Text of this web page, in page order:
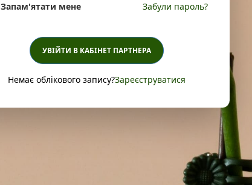
Запам'ятати мене Забули пароль?
УВІЙТИ В КАБІНЕТ ПАРТНЕРА
Немає облікового запису?Зареєструватися